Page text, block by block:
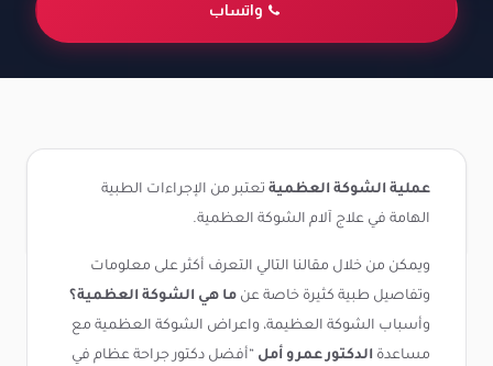
واتساب
عملية الشوكة العظمية تعتبر من الإجراءات الطبية
الهامة في علاج آلام الشوكة العظمية.
ويمكن من خلال مقالنا التالي التعرف أكثر على معلومات
وتفاصيل طبية كثيرة خاصة عن ما هي الشوكة العظمية؟
وأسباب الشوكة العظيمة، واعراض الشوكة العظمية مع
مساعدة الدكتور عمرو أمل “أفضل دكتور جراحة عظام في